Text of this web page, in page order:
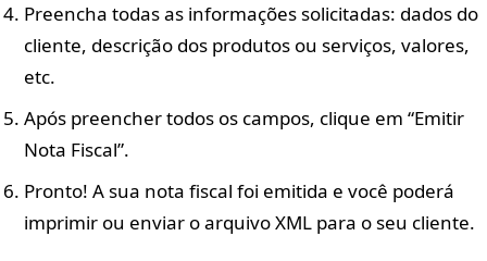
Preencha todas as informações solicitadas: dados do
cliente, descrição dos produtos ou serviços, valores,
etc.
Após preencher todos os campos, clique em “Emitir
Nota Fiscal”.
Pronto! A sua nota fiscal foi emitida e você poderá
imprimir ou enviar o arquivo XML para o seu cliente.